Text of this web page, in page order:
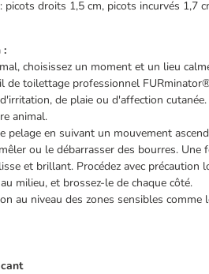
picots droits 1,5 cm, picots incurvés 1,7
:
choisissez un moment et un lieu
toilettage professionnel
de plaie ou d'affection
animal.
pelage en suivant un mouvement
ou le débarrasser des bourres.
et brillant. Procédez avec
milieu, et brossez-le de chaque côté.
au niveau des zones sensibles